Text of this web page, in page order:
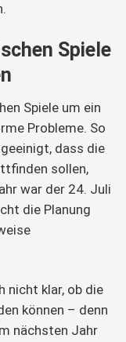
Spiele
Spiele um ein
Probleme. So
dass die
sollen,
war der 24. Juli
die Planung
nicht klar, ob die
können – denn
nächsten Jahr